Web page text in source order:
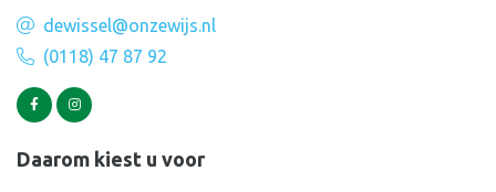
dewissel@onzewijs.nl
(0118) 47 87 92
Daarom kiest u voor